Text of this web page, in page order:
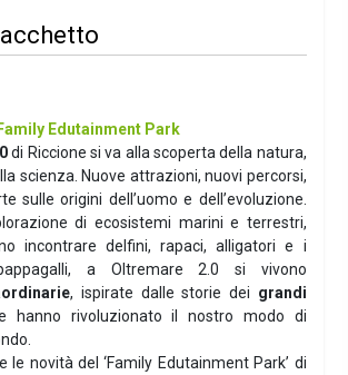
Edutainment Park
di Riccione si va alla scoperta della natura,
scienza. Nuove attrazioni, nuovi percorsi,
sulle origini dell’uomo e dell’evoluzione.
di ecosistemi marini e terrestri,
incontrare delfini, rapaci, alligatori e i
a Oltremare 2.0 si vivono
, ispirate dalle storie dei grandi
hanno rivoluzionato il nostro modo di
le novità del ‘Family Edutainment Park’ di